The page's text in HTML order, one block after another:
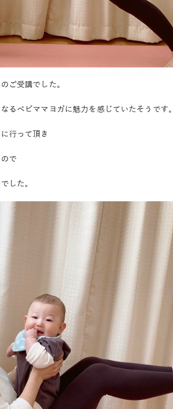
ご受講でした。
るベビママヨガに魅力を感じていたそうです。
行って頂き
で
した。